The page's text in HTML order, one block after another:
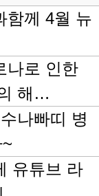
함께 4월 뉴
나로 인한
해…
나빠띠 병
유튜브 라